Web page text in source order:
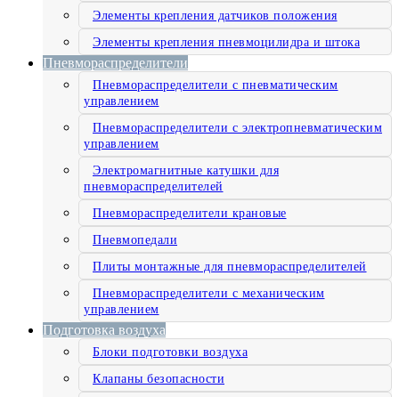
Элементы крепления датчиков положения
Элементы крепления пневмоцилидра и штока
Пневмораспределители
Пневмораспределители с пневматическим
управлением
Пневмораспределители с электропневматическим
управлением
Электромагнитные катушки для
пневмораспределителей
Пневмораспределители крановые
Пневмопедали
Плиты монтажные для пневмораспределителей
Пневмораспределители с механическим
управлением
Подготовка воздуха
Блоки подготовки воздуха
Клапаны безопасности